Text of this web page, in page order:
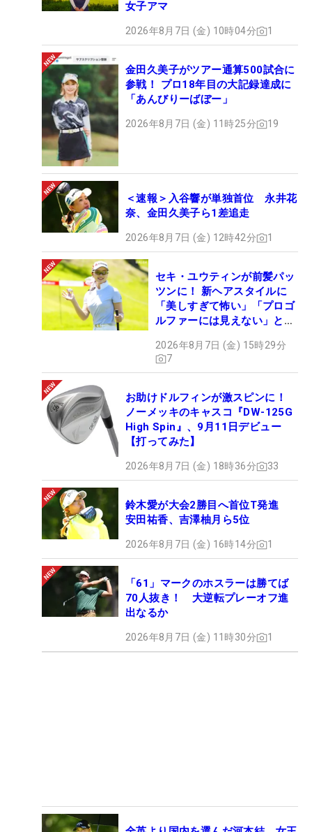
女子アマ
2026年8月7日 (金) 10時04分 1
金田久美子がツアー通算500試合に
参戦！ プロ18年目の大記録達成に
「あんびりーばぼー」
2026年8月7日 (金) 11時25分 19
＜速報＞入谷響が単独首位 永井花
奈、金田久美子ら1差追走
2026年8月7日 (金) 12時42分 1
セキ・ユウティンが前髪パッ
ツンに！ 新ヘアスタイルに
「美しすぎて怖い」「プロゴ
ルファーには見えない」とコ
2026年8月7日 (金) 15時29分
7
お助けドルフィンが激スピンに！
ノーメッキのキャスコ『DW-125G
High Spin』、9月11日デビュー
【打ってみた】
2026年8月7日 (金) 18時36分 33
鈴木愛が大会2勝目へ首位T発進
安田祐香、吉澤柚月ら5位
2026年8月7日 (金) 16時14分 1
「61」マークのホスラーは勝てば
70人抜き！ 大逆転プレーオフ進
出なるか
2026年8月7日 (金) 11時30分 1